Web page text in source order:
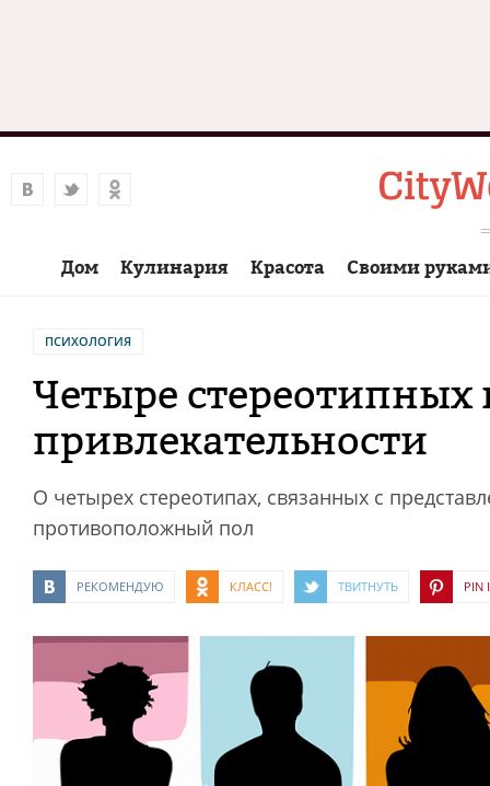
Дом Кулинария Красота Своими
ПСИХОЛОГИЯ
Четыре стереотипных
привлекательности
О четырех стереотипах, связанных с
противоположный пол
РЕКОМЕНДУЮ КЛАСС! ТВИТНУТЬ PIN